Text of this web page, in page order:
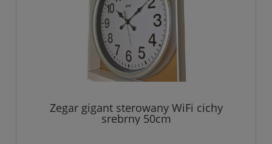
Zegar gigant sterowany WiFi cichy
srebrny 50cm